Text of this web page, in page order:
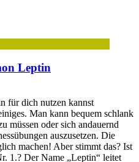
Leptin
für dich nutzen kannst
Man kann bequem schlank
müssen oder sich andauernd
auszusetzen. Die
machen! Aber stimmt das? Ist
1.? Der Name „Leptin“ leitet